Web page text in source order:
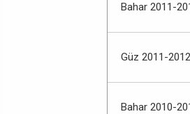
Bahar 2011-
Güz 2011-2012
Bahar 2010-